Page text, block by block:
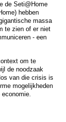
de Seti@Home
hebben
massa
te zien of er niet
- een
om te
de noodzaak
van die crisis is
mogelijkheden